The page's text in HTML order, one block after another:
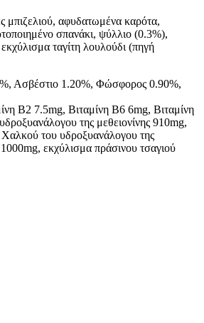
μπιζελιού, αφυδατωμένα καρότα,
σπανάκι, ψύλλιο (0.3%),
ταγίτη λουλούδι (πηγή
Ασβέστιο 1.20%, Φώσφορος 0.90%,
B2 7.5mg, Βιταμίνη B6 6mg, Βιταμίνη
της μεθειονίνης 910mg,
του υδροξυανάλογου της
εκχύλισμα πράσινου τσαγιού